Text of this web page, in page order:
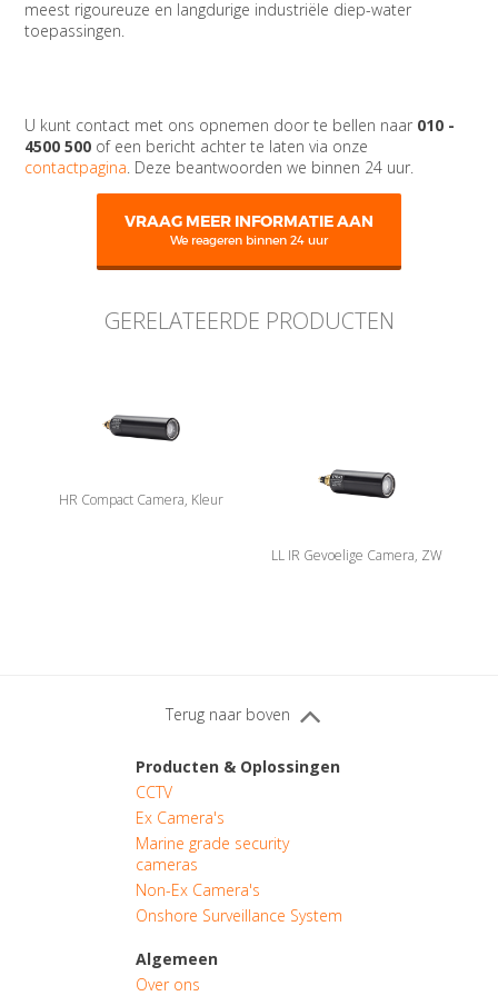
meest rigoureuze en langdurige industriële diep-water
toepassingen.
U kunt contact met ons opnemen door te bellen naar 010 -
4500 500 of een bericht achter te laten via onze
contactpagina. Deze beantwoorden we binnen 24 uur.
VRAAG MEER INFORMATIE AAN
We reageren binnen 24 uur
GERELATEERDE PRODUCTEN
HR Compact Camera, Kleur
LL IR Gevoelige Camera, ZW
Terug naar boven
Producten & Oplossingen
CCTV
Ex Camera's
Marine grade security
cameras
Non-Ex Camera's
Onshore Surveillance System
Algemeen
Over ons